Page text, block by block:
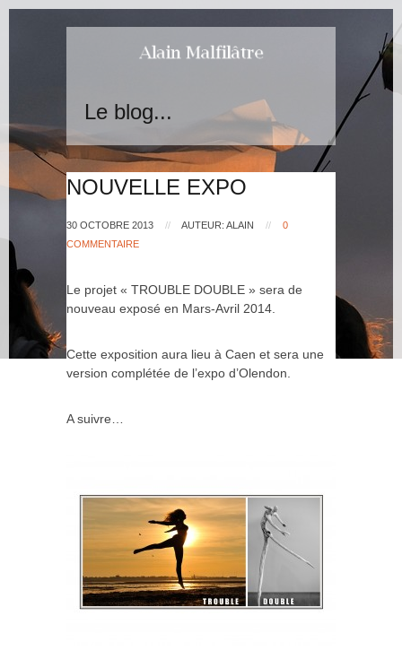
Le blog...
NOUVELLE EXPO
30 OCTOBRE 2013 // AUTEUR: ALAIN //
0
COMMENTAIRE
Le projet « TROUBLE DOUBLE » sera de
nouveau exposé en Mars-Avril 2014.
Cette exposition aura lieu à Caen et sera une
version complétée de l’expo d’Olendon.
A suivre…